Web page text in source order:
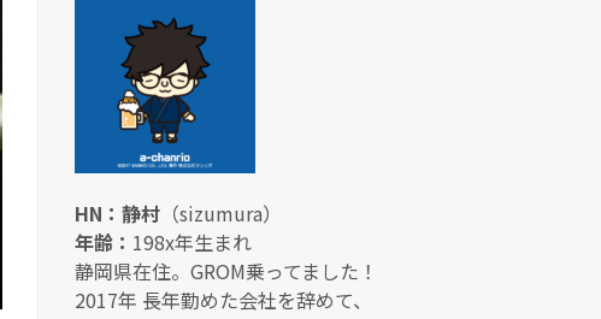
HN：静村 （sizumura）
年齢： 198x年生まれ
静岡県在住。GROM乗ってました！
2017年 長年勤めた会社を辞めて、